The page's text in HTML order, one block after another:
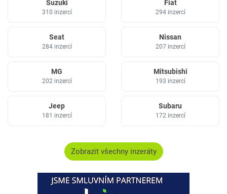
Suzuki
310 inzercí
Fiat
294 inzercí
Seat
284 inzercí
Nissan
207 inzercí
MG
202 inzercí
Mitsubishi
193 inzercí
Jeep
181 inzercí
Subaru
172 inzercí
Zobrazit všechny inzeráty